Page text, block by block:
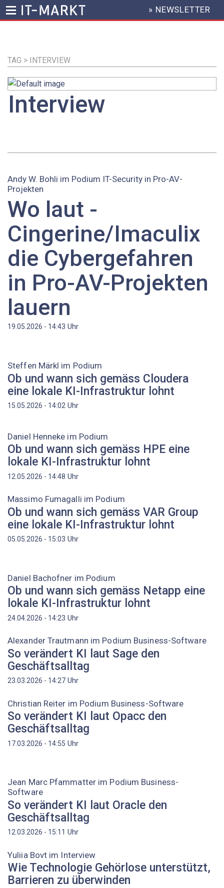
Inhalt
HEADER
MENU
» NEWSLETTER
TAG > INTERVIEW
Interview
Andy W. Bohli im Podium IT-Security in Pro-AV-
Projekten
Wo laut ­
Cingerine/Imaculix
die Cybergefahren
in Pro-AV-Projekten
lauern
19.05.2026 - 14:43 Uhr
Steffen Märkl im Podium
Ob und wann sich gemäss Cloudera
eine lokale KI-Infrastruktur lohnt
15.05.2026 - 14:02 Uhr
Daniel ­Henneke im Podium
Ob und wann sich gemäss HPE eine
lokale KI-Infrastruktur lohnt
12.05.2026 - 14:48 Uhr
Massimo Fumagalli im Podium
Ob und wann sich gemäss VAR Group
eine lokale KI-Infrastruktur lohnt
05.05.2026 - 15:03 Uhr
Daniel ­Bachofner im Podium
Ob und wann sich gemäss Netapp eine
lokale KI-Infrastruktur lohnt
24.04.2026 - 14:23 Uhr
Alexander Trautmann im Podium Business-Software
So verändert KI laut Sage den
Geschäftsalltag
23.03.2026 - 14:27 Uhr
Christian Reiter im Podium Business-Software
So verändert KI laut Opacc den
Geschäftsalltag
17.03.2026 - 14:55 Uhr
Jean Marc Pfammatter im Podium Business-
Software
So verändert KI laut Oracle den
Geschäftsalltag
12.03.2026 - 15:11 Uhr
Yuliia Bovt im Interview
Wie Technologie Gehörlose unterstützt,
Barrieren zu überwinden